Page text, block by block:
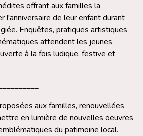
offrant aux familles la
l'anniversaire de leur enfant durant
Enquêtes, pratiques artistiques
attendent les jeunes
à la fois ludique, festive et
aux familles, renouvellées
en lumière de nouvelles oeuvres
du patimoine local.